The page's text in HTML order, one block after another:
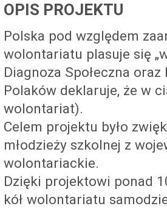
OPIS PROJEKTU
Polska pod względem
wolontariatu plasuje się
Diagnoza Społeczna
Polaków deklaruje, że w
wolontariat).
Celem projektu było
młodzieży szkolnej z
wolontariackie.
Dzięki projektowi ponad
kół wolontariatu